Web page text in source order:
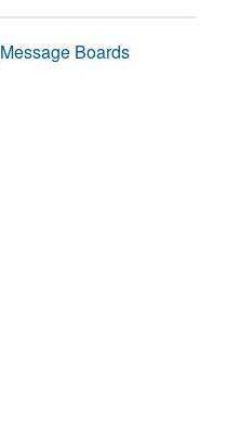
Message Boards